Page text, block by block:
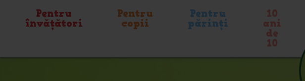
Pentru
învățători
Pentru
copii
Pentru
părinți
10
ani
de
10